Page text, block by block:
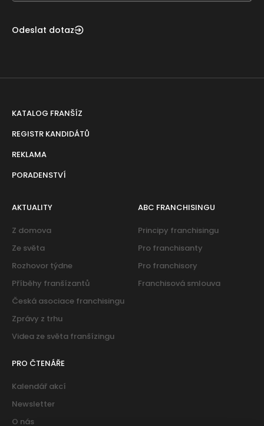
Odeslat dotaz
KATALOG FRANŠÍZ
REGISTR KANDIDÁTŮ
REKLAMA
PORADENSTVÍ
AKTUALITY
Z domova
Ze světa
Rozhovor týdne
Příběhy franšízantů
Česká asociace franchisingu
Zprávy z trhu
Videa ze světa franšízingu
ABC FRANCHISINGU
Principy franchisingu
Pro franchisanty
Pro franchisory
Franchisová smlouva
PRO ČTENÁŘE
Kalendář akcí
Newsletter
O nás